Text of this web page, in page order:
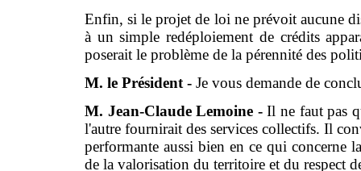
Enfin, si le projet de loi ne prévoit aucune
à un simple redéploiement de crédits
poserait le problème de la pérennité des
M. le Président - Je vous demande de
M. Jean-Claude Lemoine -Il ne faut pas
l'autre fournirait des services collectifs. Il
performante aussi bien en ce qui
de la valorisation du territoire et du respect